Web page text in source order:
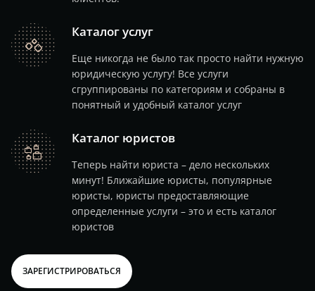
catalog
Каталог услуг
Еще никогда не было так просто найти нужную
юридическую услугу! Все услуги
сгруппированы по категориям и собраны в
понятный и удобный каталог услуг
lawyers
Каталог юристов
Теперь найти юриста – дело нескольких
минут! Ближайшие юристы, популярные
юристы, юристы предоставляющие
определенные услуги – это и есть каталог
юристов
ЗАРЕГИСТРИРОВАТЬСЯ